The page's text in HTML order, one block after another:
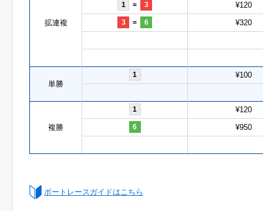
拡連複
1 = 3 ¥120
3 = 6 ¥320
単勝
1 ¥100
複勝
1 ¥120
6 ¥950
ボートレースガイドはこちら